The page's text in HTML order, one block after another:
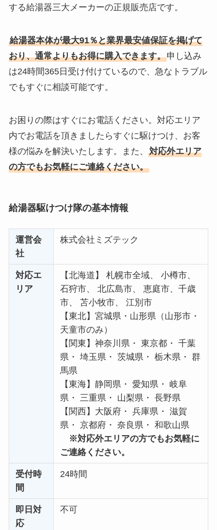
する給湯器三大メーカーの正規販売店です。
給湯器本体が最大91％と業界最安値保証を掲げて
おり、通常よりもお得に購入できます。申し込み
は24時間365日受け付けているので、急なトラブル
でもすぐに相談可能です。
お困りの際はすぐにお電話ください。対応エリア
内でお電話を頂きましたらすぐに駆けつけ、お客
様の悩みを解決いたします。また、 対応外エリア
の方でもお気軽にご連絡ください。
給湯器駆けつけ隊の基本情報
運営会
社
株式会社ミズテック
対応エ
リア
【北海道】 札幌市全域、 小樽市、
石狩市、 北広島市、 恵庭市、千歳
市、 苫小牧市、 江別市
【東北】宮城県・山形県（山形市・
天童市のみ）
【関東】神奈川県・ 東京都・ 千葉
県・ 埼玉県・ 茨城県・ 栃木県・ 群
馬県
【東海】静岡県・ 愛知県・ 岐阜
県・ 三重県・ 山梨県・ 長野県
【関西】大阪府・ 兵庫県・ 滋賀
県・ 京都府・ 奈良県・ 和歌山県
※対応外エリアの方でもお気軽に
ご連絡ください。
受付時
間
24時間
即日対
応
不可